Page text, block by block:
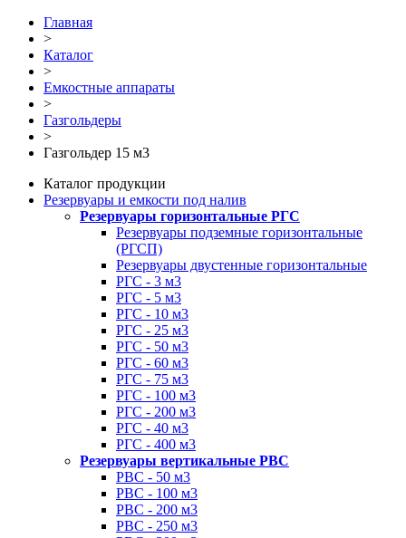
Главная
>
Каталог
>
Емкостные аппараты
>
Газгольдеры
>
Газгольдер 15 м3
Каталог продукции
Резервуары и емкости под налив
Резервуары горизонтальные РГС
Резервуары подземные горизонтальные
(РГСП)
Резервуары двустенные горизонтальные
РГС - 3 м3
РГС - 5 м3
РГС - 10 м3
РГС - 25 м3
РГС - 50 м3
РГС - 60 м3
РГС - 75 м3
РГС - 100 м3
РГС - 200 м3
РГС - 40 м3
РГС - 400 м3
Резервуары вертикальные РВС
РВС - 50 м3
РВС - 100 м3
РВС - 200 м3
РВС - 250 м3